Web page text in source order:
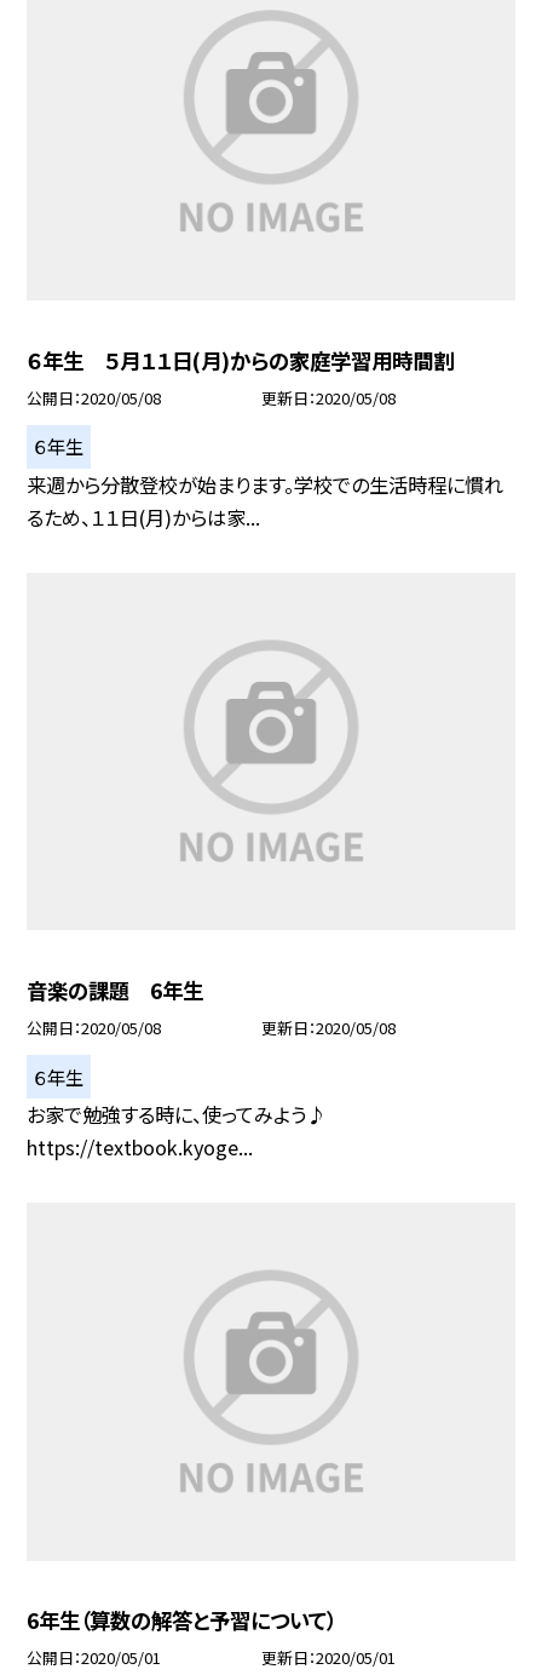
６年生 ５月１１日(月)からの家庭学習用時間割
公開日 2020/05/08 更新日 2020/05/08
６年生
来週から分散登校が始まります。学校での生活時程に慣れ
るため、１１日(月)からは家...
音楽の課題 6年生
公開日 2020/05/08 更新日 2020/05/08
６年生
お家で勉強する時に、使ってみよう♪
https://textbook.kyoge...
6年生（算数の解答と予習について）
公開日 2020/05/01 更新日 2020/05/01